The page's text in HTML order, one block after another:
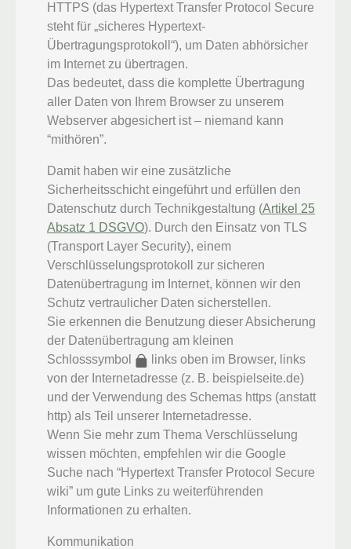
HTTPS (das Hypertext Transfer Protocol Secure
steht für „sicheres Hypertext-
Übertragungsprotokoll“), um Daten abhörsicher
im Internet zu übertragen.
Das bedeutet, dass die komplette Übertragung
aller Daten von Ihrem Browser zu unserem
Webserver abgesichert ist – niemand kann
“mithören”.
Damit haben wir eine zusätzliche
Sicherheitsschicht eingeführt und erfüllen den
Datenschutz durch Technikgestaltung (Artikel 25
Absatz 1 DSGVO). Durch den Einsatz von TLS
(Transport Layer Security), einem
Verschlüsselungsprotokoll zur sicheren
Datenübertragung im Internet, können wir den
Schutz vertraulicher Daten sicherstellen.
Sie erkennen die Benutzung dieser Absicherung
der Datenübertragung am kleinen
Schlosssymbol
links oben im Browser, links
von der Internetadresse (z. B. beispielseite.de)
und der Verwendung des Schemas https (anstatt
http) als Teil unserer Internetadresse.
Wenn Sie mehr zum Thema Verschlüsselung
wissen möchten, empfehlen wir die Google
Suche nach “Hypertext Transfer Protocol Secure
wiki” um gute Links zu weiterführenden
Informationen zu erhalten.
Kommunikation